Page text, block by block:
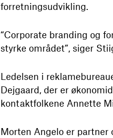
forretningsudvikling.
“Corporate branding og
styrke området”, siger
Ledelsen i
Dejgaard, der er
kontaktfolkene Annette
Morten Angelo er partner